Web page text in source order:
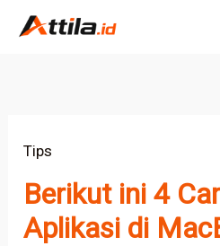
Lewati
Tips
Berikut ini 4
Aplikasi di